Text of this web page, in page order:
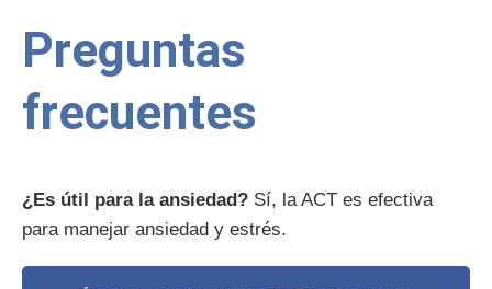
Preguntas
frecuentes
¿Es útil para la ansiedad? Sí, la ACT es efectiva
para manejar ansiedad y estrés.